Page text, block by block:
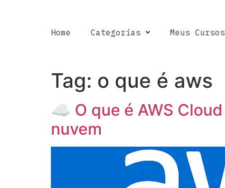
Home Categorias Meus Cursos
Tag: o que é aws
☁️ O que é AWS
nuvem